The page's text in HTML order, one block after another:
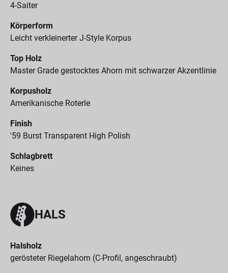
4-Saiter
Körperform
Leicht verkleinerter J-Style Korpus
Top Holz
Master Grade gestocktes Ahorn mit schwarzer Akzentlinie
Korpusholz
Amerikanische Roterle
Finish
'59 Burst Transparent High Polish
Schlagbrett
Keines
HALS
Halsholz
gerösteter Riegelahorn (C-Profil, angeschraubt)